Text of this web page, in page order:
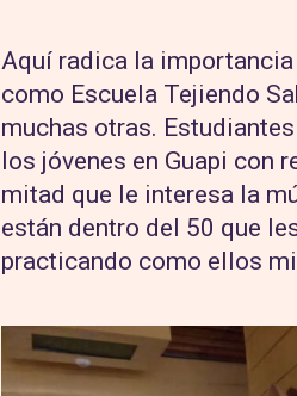
Aquí radica la
como Escuela Tejiendo
muchas otras.
los jóvenes en Guapi con
mitad que le interesa la
están dentro del 50 que
practicando como ellos